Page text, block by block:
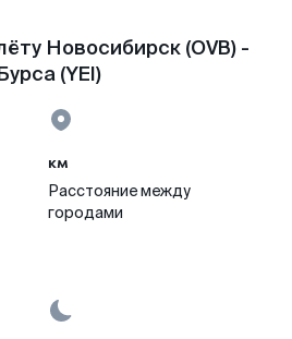
Новосибирск (OVB) -
(YEI)
км
Расстояние между
городами